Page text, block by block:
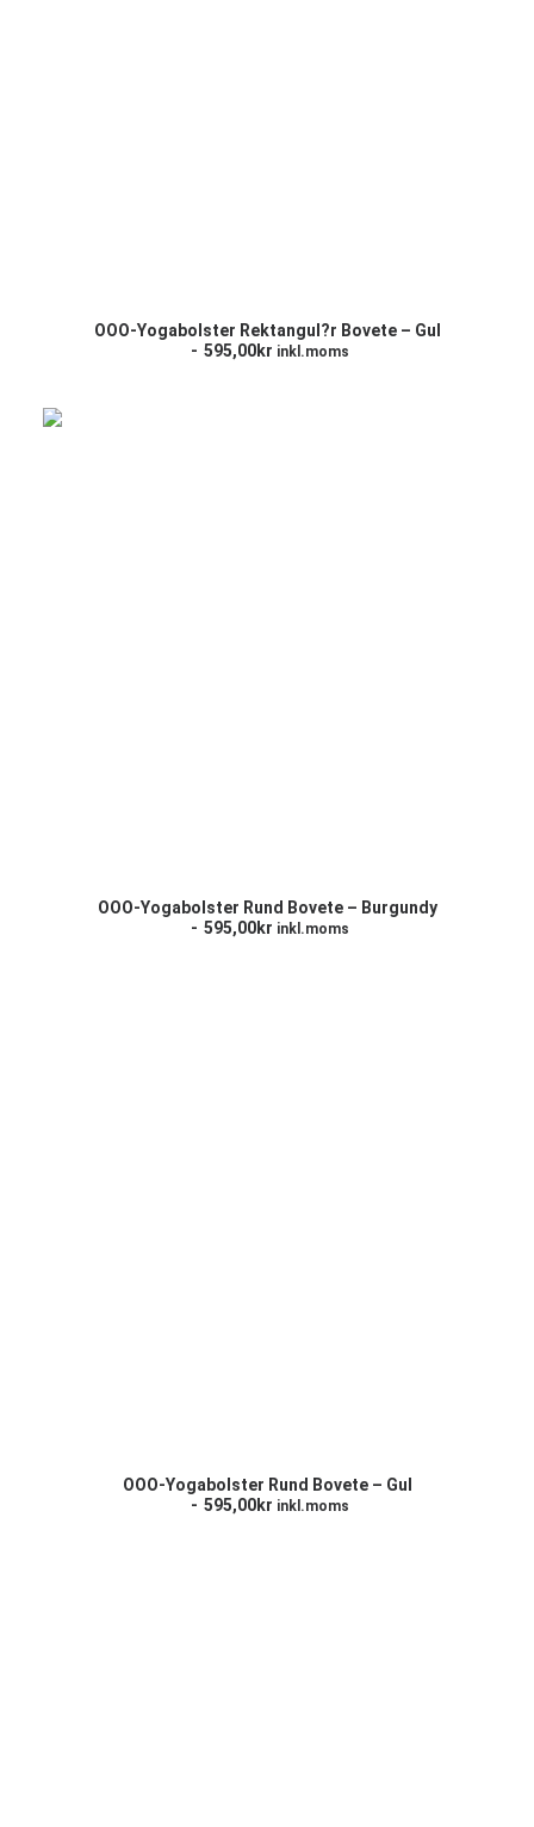
LÄGG TILL I VARUKORG
OOO-Yogabolster Rektangul?r Bovete – Gul
595,00kr inkl.moms
LÄGG TILL I VARUKORG
OOO-Yogabolster Rund Bovete – Burgundy
595,00kr inkl.moms
LÄGG TILL I VARUKORG
OOO-Yogabolster Rund Bovete – Gul
595,00kr inkl.moms